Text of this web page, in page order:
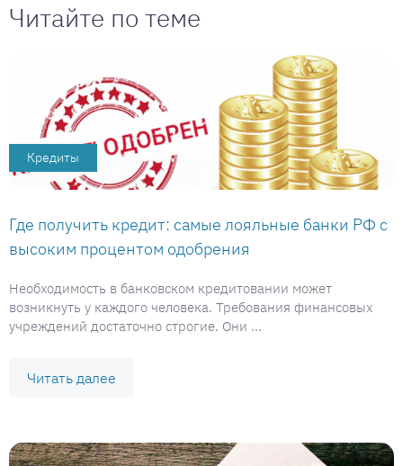
Читайте по теме
Кредиты
Где получить кредит: самые лояльные банки РФ с
высоким процентом одобрения
Необходимость в банковском кредитовании может
возникнуть у каждого человека. Требования финансовых
учреждений достаточно строгие. Они ...
Читать далее